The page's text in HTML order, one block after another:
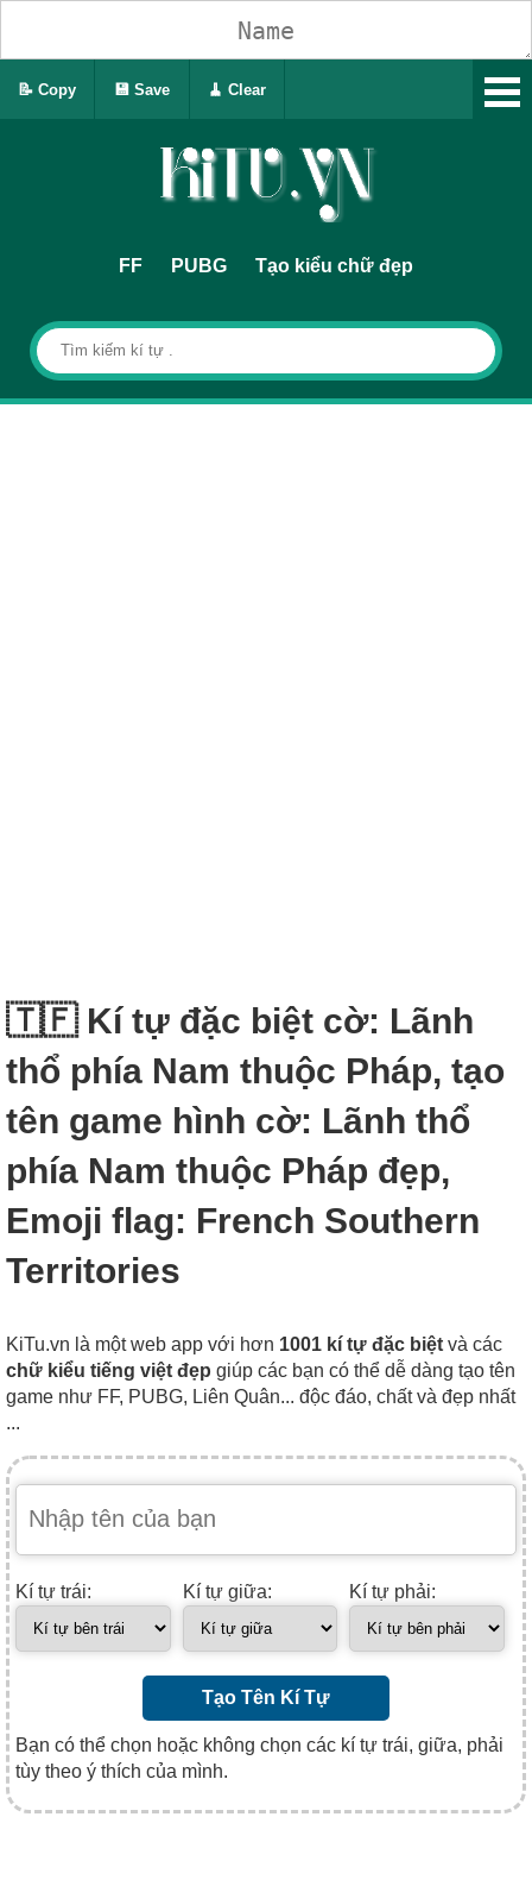
FF PUBG Tạo kiểu chữ đẹp
🇹🇫 Kí tự đặc biệt cờ: Lãnh
thổ phía Nam thuộc Pháp, tạo
tên game hình cờ: Lãnh thổ
phía Nam thuộc Pháp đẹp,
Emoji flag: French Southern
Territories
KiTu.vn là một web app với hơn 1001 kí tự đặc biệt và các
chữ kiểu tiếng việt đẹp giúp các bạn có thể dễ dàng tạo tên
game như FF, PUBG, Liên Quân... độc đáo, chất và đẹp nhất
...
Kí tự trái: Kí tự giữa: Kí tự phải:
Tạo Tên Kí Tự
Bạn có thể chọn hoặc không chọn các kí tự trái, giữa, phải
tùy theo ý thích của mình.
📝 Copy 💾 Save 🧹 Clear